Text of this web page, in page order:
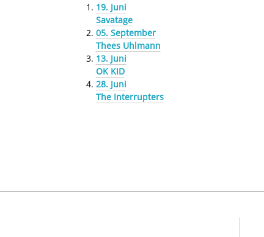
19. Juni
Savatage
05. September
Thees Uhlmann
13. Juni
OK KID
28. Juni
The Interrupters